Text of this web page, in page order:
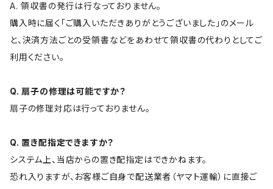
A. 領収書の発行は行なっておりません。
購入時に届く「ご購入いただきありがとうございました」のメール
と、決済方法ごとの受領書などをあわせて領収書の代わりとしてご
利用ください。
Q. 扇子の修理は可能ですか？
扇子の修理対応は行っておりません。
Q. 置き配指定できますか？
システム上、当店からの置き配指定はできかねます。
恐れ入りますが、お客様ご自身で配送業者（ヤマト運輸）に直接ご